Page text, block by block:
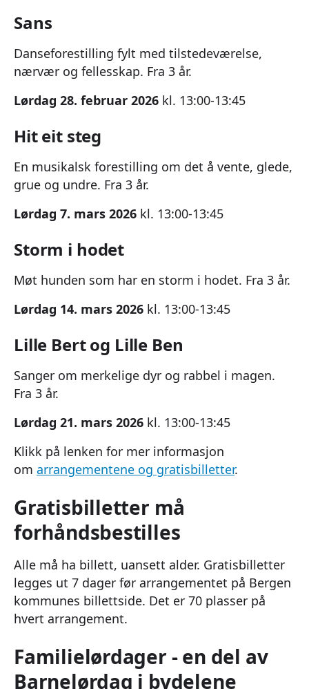
Sans
Danseforestilling fylt med tilstedeværelse,
nærvær og fellesskap. Fra 3 år.
Lørdag 28. februar 2026 kl. 13:00-13:45
Hit eit steg
En musikalsk forestilling om det å vente, glede,
grue og undre. Fra 3 år.
Lørdag 7. mars 2026 kl. 13:00-13:45
Storm i hodet
Møt hunden som har en storm i hodet. Fra 3 år.
Lørdag 14. mars 2026 kl. 13:00-13:45
Lille Bert og Lille Ben
Sanger om merkelige dyr og rabbel i magen.
Fra 3 år.
Lørdag 21. mars 2026 kl. 13:00-13:45
Klikk på lenken for mer informasjon
om arrangementene og gratisbilletter.
Gratisbilletter må
forhåndsbestilles
Alle må ha billett, uansett alder. Gratisbilletter
legges ut 7 dager før arrangementet på Bergen
kommunes billettside. Det er 70 plasser på
hvert arrangement.
Familielørdager - en del av
Barnelørdag i bydelene